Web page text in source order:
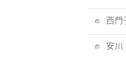
西門
安川